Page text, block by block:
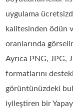
uygulama
kalitesinden ödün
oranlarında
Ayrıca PNG, JPG,
formatlarını
görüntünüzdeki
iyileştiren bir